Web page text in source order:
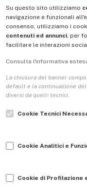
MENU
La Nostra Storia
Le Copertine
L’Associazione
Indirizzo Socio Politico
Guida per le autrici e gli
Su questo sito utilizziamo
navigazione e funzionali
consenso, utilizziamo i
contenuti ed annunci, per
facilitare le interazioni
Consulta l'informativa
La chiusura del banner
default e la continuazione
diversi da quelli tecnici.
Cookie Tecnici
Cookie Analitici e
Cookie di Profilazione